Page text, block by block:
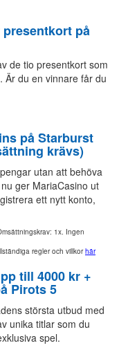
presentkort på
de tio presentkort som
Är du en vinnare får du
på Starburst
krävs)
utan att behöva
ger MariaCasino ut
ett nytt konto,
1x. Ingen
regler och villkorhär
till 4000 kr +
Pirots 5
största utbud med
unika titlar som du
spel.